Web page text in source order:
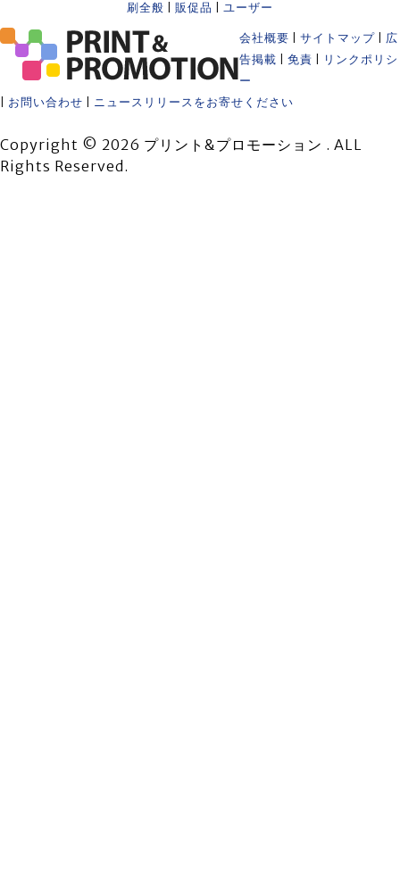
刷全般
販促品 ユーザー
会社概要 サイトマップ
広
告掲載
免責
リンクポリシ
ー
お問い合わせ ニュースリリースをお寄せください
Copyright © 2026 プリント&プロモーション . ALL
Rights Reserved.